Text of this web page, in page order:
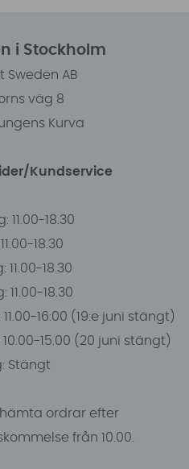
i Stockholm
Sweden AB
väg 8
Kurva
Kundservice
11.00-18.30
18.30
11.00-18.30
11.00-18.30
16:00 (19:e juni stängt)
10.00-15.00 (20 juni stängt)
Stängt
hämta ordrar efter
från 10.00.